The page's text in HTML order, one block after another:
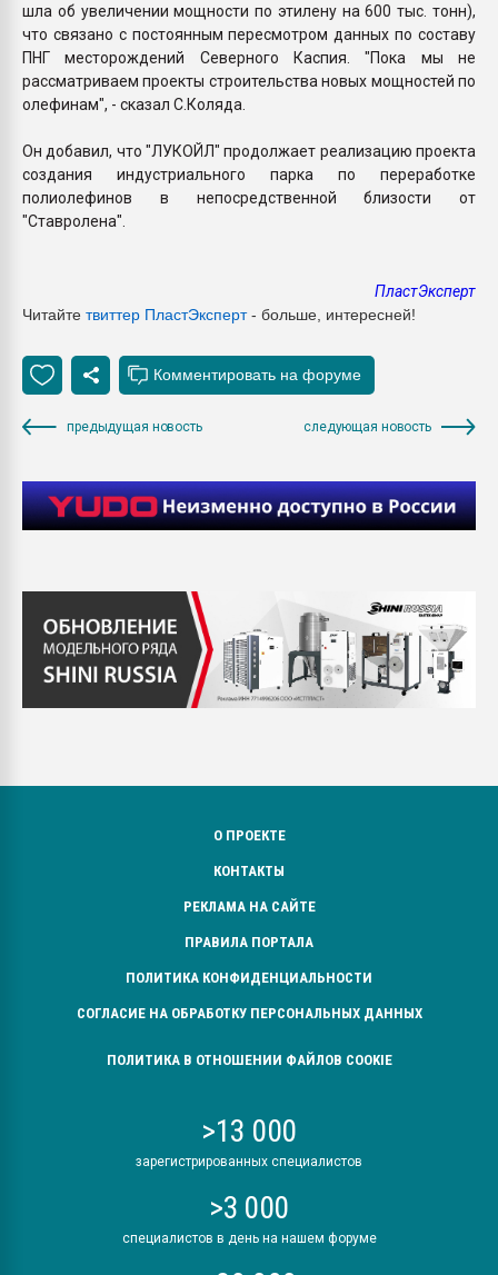
шла об увеличении мощности по этилену на 600 тыс. тонн),
что связано с постоянным пересмотром данных по составу
ПНГ месторождений Северного Каспия. "Пока мы не
рассматриваем проекты строительства новых мощностей по
олефинам", - сказал С.Коляда.
Он добавил, что "ЛУКОЙЛ" продолжает реализацию проекта
создания индустриального парка по переработке
полиолефинов в непосредственной близости от
"Cтавролена".
ПластЭксперт
Читайте твиттер ПластЭксперт- больше, интересней!
предыдущая новость следующая новость
О ПРОЕКТЕ
КОНТАКТЫ
РЕКЛАМА НА САЙТЕ
ПРАВИЛА ПОРТАЛА
ПОЛИТИКА КОНФИДЕНЦИАЛЬНОСТИ
СОГЛАСИЕ НА ОБРАБОТКУ ПЕРСОНАЛЬНЫХ ДАННЫХ
ПОЛИТИКА В ОТНОШЕНИИ ФАЙЛОВ COOKIE
>13 000
зарегистрированных специалистов
>3 000
специалистов в день на нашем форуме